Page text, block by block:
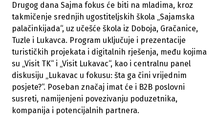
Drugog dana Sajma fokus će biti na mladima, kroz
takmičenje srednjih ugostiteljskih škola „Sajamska
palačinkijada“, uz učešće škola iz Doboja, Gračanice,
Tuzle i Lukavca. Program uključuje i prezentacije
turističkih projekata i digitalnih rješenja, među kojima
su „Visit TK“ i „Visit Lukavac“, kao i centralnu panel
diskusiju „Lukavac u fokusu: šta ga čini vrijednim
posjete?“. Poseban značaj imat će i B2B poslovni
susreti, namijenjeni povezivanju poduzetnika,
kompanija i potencijalnih partnera.